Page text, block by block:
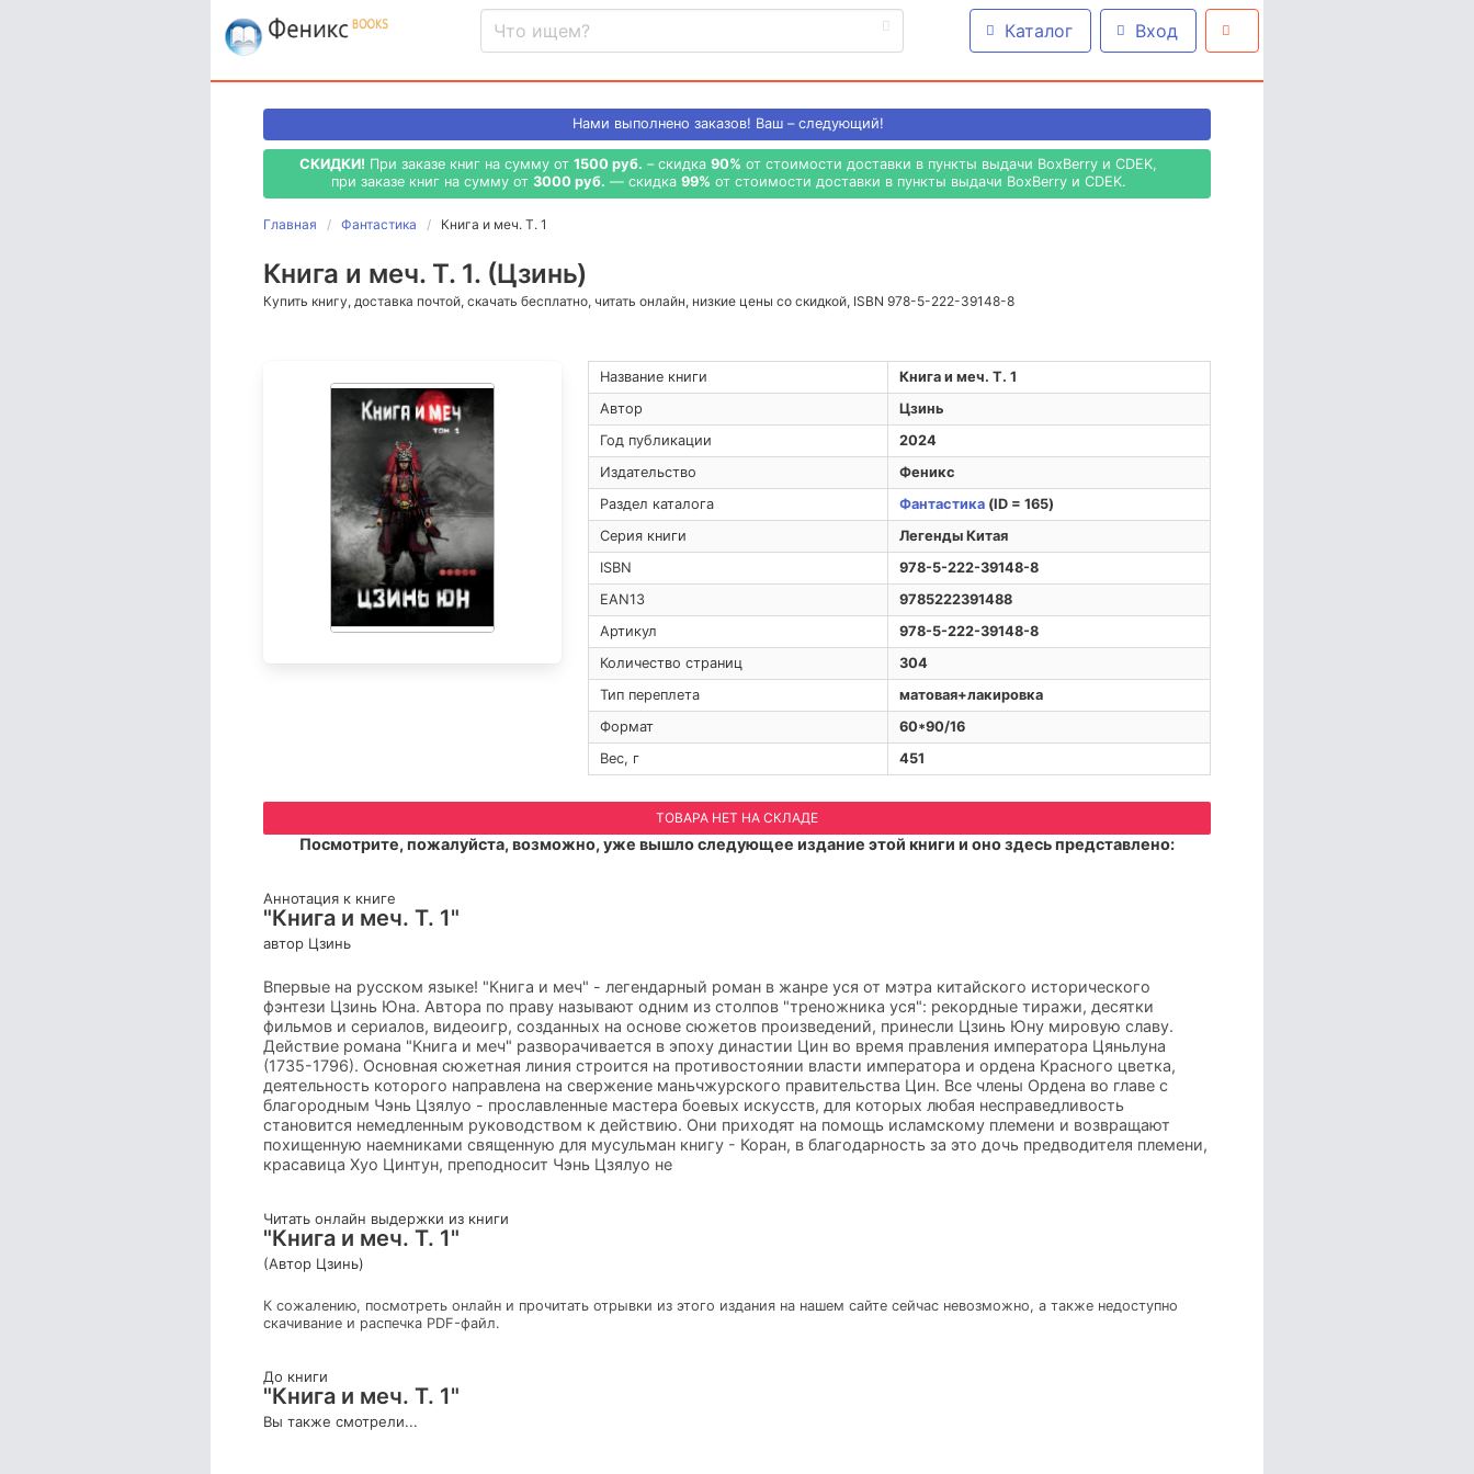
Каталог Вход
Нами выполнено заказов! Ваш – следующий!
СКИДКИ! При заказе книг на сумму от 1500 руб. – скидка 90% от стоимости доставки в пункты выдачи BoxBerry и CDEK,
при заказе книг на сумму от 3000 руб. — скидка 99% от стоимости доставки в пункты выдачи BoxBerry и CDEK.
Главная Фантастика Книга и меч. Т. 1
Книга и меч. Т. 1. (Цзинь)
Купить книгу, доставка почтой, скачать бесплатно, читать онлайн, низкие цены со скидкой, ISBN 978-5-222-39148-8
Название книги
Книга и меч. Т. 1
Автор
Цзинь
Год публикации
2024
Издательство
Феникс
Раздел каталога
Фантастика(ID = 165)
Серия книги
Легенды Китая
ISBN
978-5-222-39148-8
EAN13
9785222391488
Артикул
978-5-222-39148-8
Количество страниц
304
Тип переплета
матовая+лакировка
Формат
60*90/16
Вес, г
451
ТОВАРА НЕТ НА СКЛАДЕ
Посмотрите, пожалуйста, возможно, уже вышло следующее издание этой книги и оно здесь представлено:
Аннотация к книге
"Книга и меч. Т. 1"
автор Цзинь
Впервые на русском языке! "Книга и меч" - легендарный роман в жанре уся от мэтра китайского исторического
фэнтези Цзинь Юна. Автора по праву называют одним из столпов "треножника уся": рекордные тиражи, десятки
фильмов и сериалов, видеоигр, созданных на основе сюжетов произведений, принесли Цзинь Юну мировую славу.
Действие романа "Книга и меч" разворачивается в эпоху династии Цин во время правления императора Цяньлуна
(1735-1796). Основная сюжетная линия строится на противостоянии власти императора и ордена Красного цветка,
деятельность которого направлена на свержение маньчжурского правительства Цин. Все члены Ордена во главе с
благородным Чэнь Цзялуо - прославленные мастера боевых искусств, для которых любая несправедливость
становится немедленным руководством к действию. Они приходят на помощь исламскому племени и возвращают
похищенную наемниками священную для мусульман книгу - Коран, в благодарность за это дочь предводителя племени,
красавица Хуо Цинтун, преподносит Чэнь Цзялуо не
Читать онлайн выдержки из книги
"Книга и меч. Т. 1"
(Автор Цзинь)
К сожалению, посмотреть онлайн и прочитать отрывки из этого издания на нашем сайте сейчас невозможно, а также недоступно
скачивание и распечка PDF-файл.
До книги
"Книга и меч. Т. 1"
Вы также смотрели...